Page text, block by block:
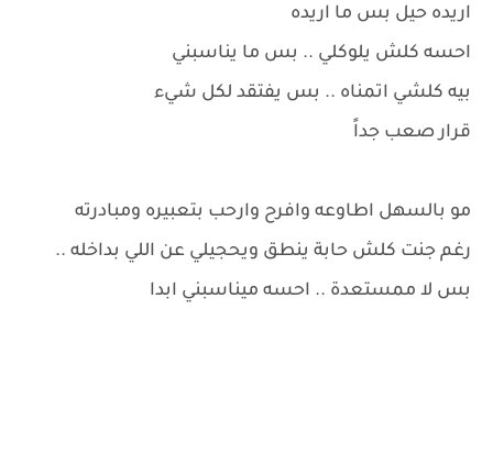
اريده حيل بس ما اريده
احسه كلش يلوكلي .. بس ما يناسبني
بيه كلشي اتمناه .. بس يفتقد لكل شيء
قرار صعب جداً
مو بالسهل اطاوعه وافرح وارحب بتعبيره ومبادرته
رغم جنت كلش حابة ينطق ويحجيلي عن اللي بداخله ..
بس لا ممستعدة .. احسه ميناسبني ابدا